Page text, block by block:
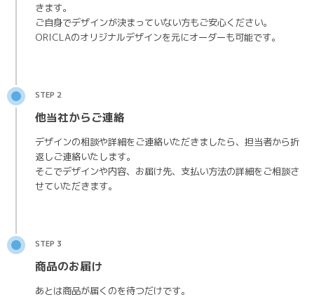
きます。
ご自身でデザインが決まっていない方もご安心ください。
ORICLAのオリジナルデザインを元にオーダーも可能です。
STEP 2
他当社からご連絡
デザインの相談や詳細をご連絡いただきましたら、担当者から折
返しご連絡いたします。
そこでデザインや内容、お届け先、支払い方法の詳細をご相談さ
せていただきます。
STEP 3
商品のお届け
あとは商品が届くのを待つだけです。